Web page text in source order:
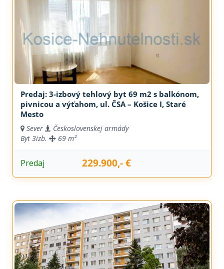
Predaj: 3-izbový tehlový byt 69 m2 s balkónom,
pivnicou a výťahom, ul. ČSA – Košice I, Staré
Mesto
Sever
Československej armády
Byt 3izb. 69 m²
Predaj 229.900,- €